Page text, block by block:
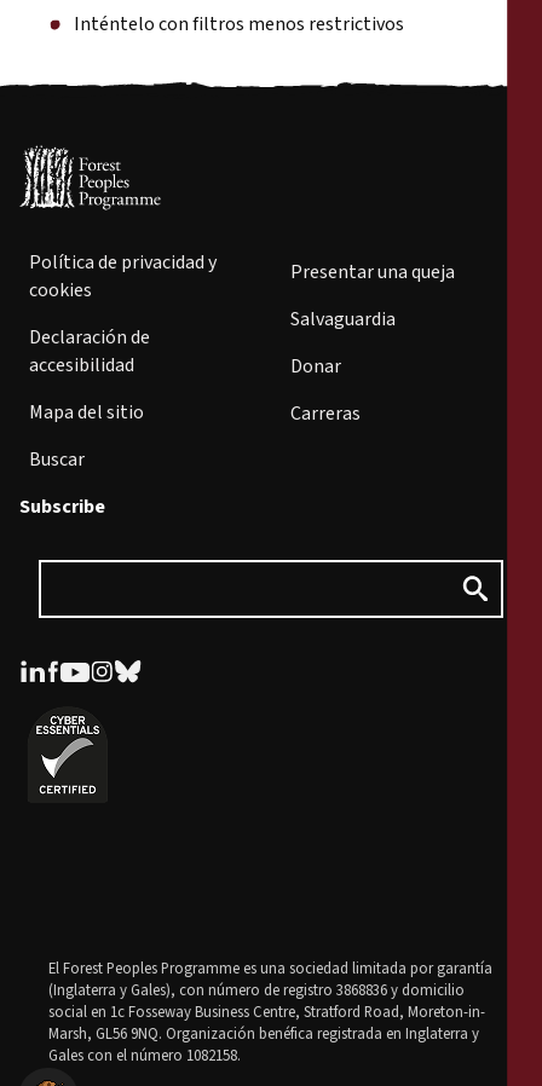
Inténtelo con filtros menos restrictivos
Política de privacidad y
cookies
Declaración de
accesibilidad
Mapa del sitio
Buscar
Presentar una queja
Salvaguardia
Donar
Carreras
Subscribe
El Forest Peoples Programme es una sociedad limitada por garantía
(Inglaterra y Gales), con número de registro 3868836 y domicilio
social en 1c Fosseway Business Centre, Stratford Road, Moreton-in-
Marsh, GL56 9NQ. Organización benéfica registrada en Inglaterra y
Gales con el número 1082158.